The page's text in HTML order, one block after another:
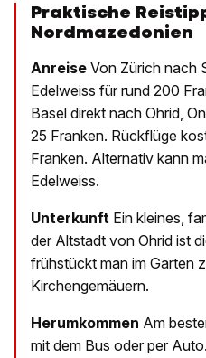
Praktische
Nordmazedonien
Anreise Von Zürich nach
Edelweiss für rund 200
Basel direkt nach Ohrid,
25 Franken. Rückflüge
Franken. Alternativ kann
Edelweiss.
Unterkunft Ein kleines,
der Altstadt von Ohrid ist
frühstückt man im Garten
Kirchengemäuern.
Herumkommen Am
mit dem Bus oder per